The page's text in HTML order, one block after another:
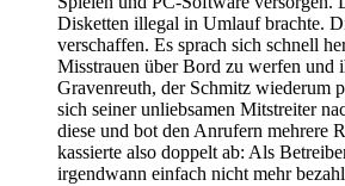
Disketten illegal in Umlauf brachte.
verschaffen. Es sprach sich schnell
Misstrauen über Bord zu werfen und
Gravenreuth, der Schmitz wiederum
sich seiner unliebsamen Mitstreiter
diese und bot den Anrufern mehrere
kassierte also doppelt ab: Als
irgendwann einfach nicht mehr